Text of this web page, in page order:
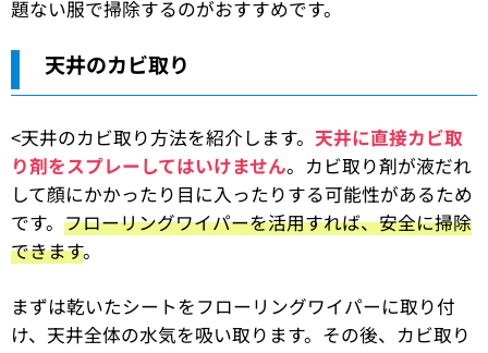
題ない服で掃除するのがおすすめです。
天井のカビ取り
<天井のカビ取り方法を紹介します。 天井に直接カビ取
り剤をスプレーしてはいけません。カビ取り剤が液だれ
して顔にかかったり目に入ったりする可能性があるため
です。 フローリングワイパーを活用すれば、安全に掃除
できます。
まずは乾いたシートをフローリングワイパーに取り付
け、天井全体の水気を吸い取ります。その後、カビ取り